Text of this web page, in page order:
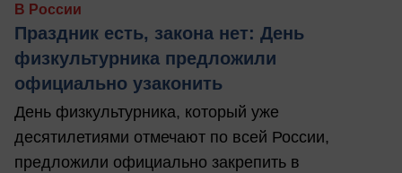
В России
Праздник есть, закона нет: День
физкультурника предложили
официально узаконить
День физкультурника, который уже
десятилетиями отмечают по всей России,
предложили официально закрепить в